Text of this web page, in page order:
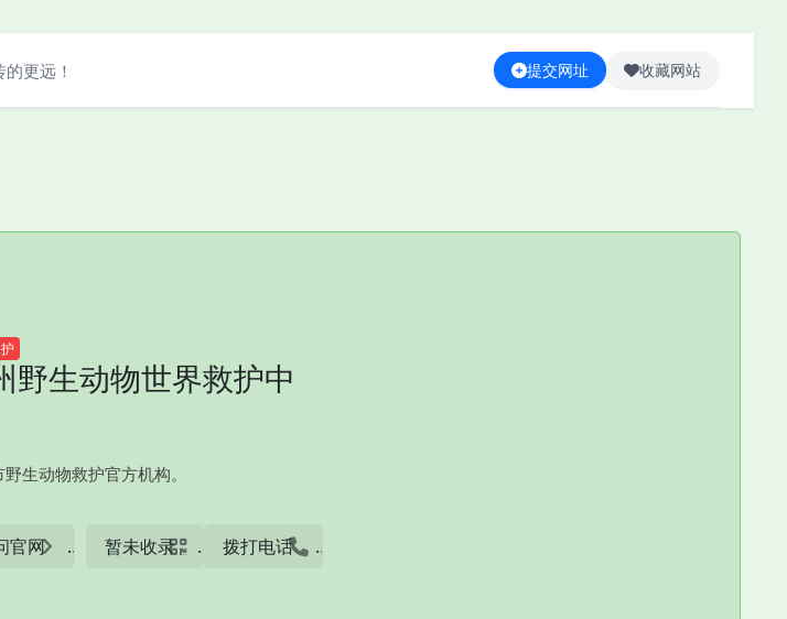
更远！ 提交网址 收藏网站
野生动物世界救护中
生动物救护官方机构。
官网 暂未收录 拨打电话